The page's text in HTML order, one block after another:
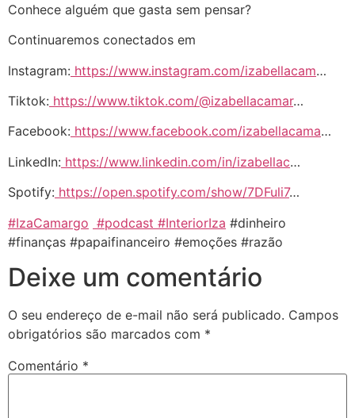
Conhece alguém que gasta sem pensar?
Continuaremos conectados em
Instagram: https://www.instagram.com/izabellacam…
Tiktok: https://www.tiktok.com/@izabellacamar…
Facebook: https://www.facebook.com/izabellacama…
LinkedIn: https://www.linkedin.com/in/izabellac…
Spotify: https://open.spotify.com/show/7DFuli7…
#IzaCamargo #podcast #InteriorIza #dinheiro
#finanças #papaifinanceiro #emoções #razão
Deixe um comentário
O seu endereço de e-mail não será publicado. Campos
obrigatórios são marcados com *
Comentário *